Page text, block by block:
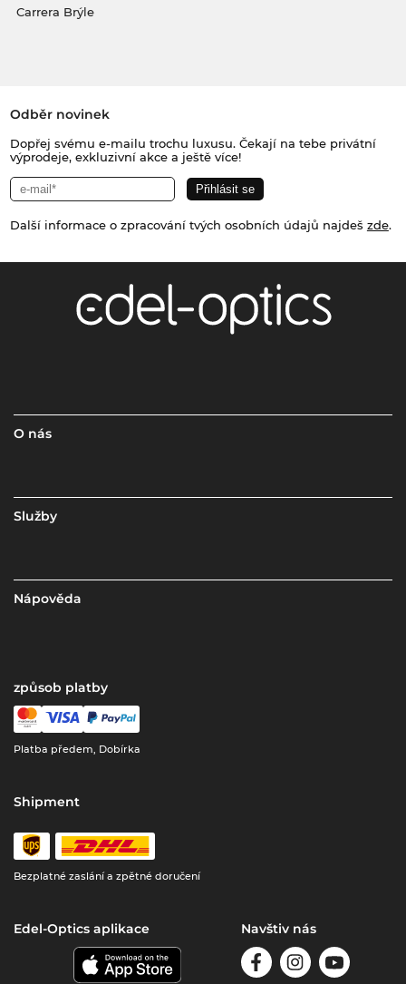
Carrera Brýle
Odběr novinek
Dopřej svému e-mailu trochu luxusu. Čekají na tebe privátní
výprodeje, exkluzivní akce a ještě více!
Další informace o zpracování tvých osobních údajů najdeš zde.
O nás
Služby
Nápověda
způsob platby
Platba předem, Dobírka
Shipment
Bezplatné zaslání a zpětné doručení
Edel-Optics aplikace Navštiv nás